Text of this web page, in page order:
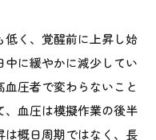
低く、覚醒前に上昇し始
に緩やかに減少してい
圧者で変わらないこと
、血圧は模擬作業の後半
は概日周期ではなく、長